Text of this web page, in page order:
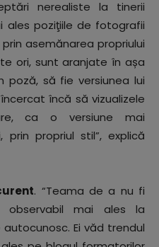
nerealiste la tinerii
ales poziţiile de fotografii
asemănarea propriului
ori, sunt aranjate în așa
să fie versiunea lui
încă să vizualizele
ca o versiune mai
propriul stil”, explică
. “Teama de a nu fi
mai ales la
Ei văd trendul